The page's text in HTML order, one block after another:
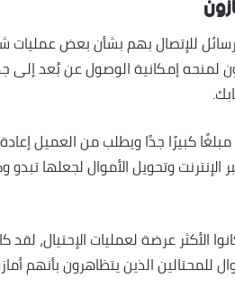
للإتصال بهم بشأن بعض
لمنحه إمكانية الوصول عن بُعد إلى
كبيرًا جدًا ويطلب من العميل
وتحويل الأموال لجعلها تبدو
الذين تزيد أعمارهم عن 60 عامًا كانوا الأكثر عرضة
للمحتالين الذين يتظاهرون بأنهم